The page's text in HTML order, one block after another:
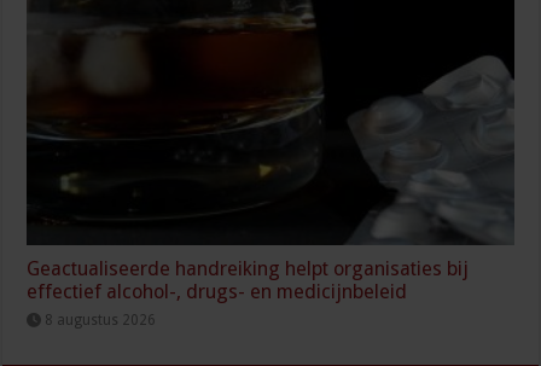
Geactualiseerde handreiking helpt organisaties bij
effectief alcohol-, drugs- en medicijnbeleid
8 augustus 2026